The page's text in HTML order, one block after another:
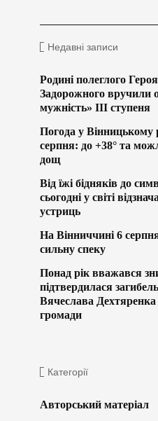
Недавні записи
Родині полеглого
Задорожного вручили
мужність» ІІІ ступеня
Погода у Вінницькому
серпня: до +38° та
дощ
Від їжі бідняків до
сьогодні у світі
устриць
На Вінниччині 6
сильну спеку
Понад рік вважався
підтвердилася
Вячеслава Дехтяренка
громади
Категорії
Авторський матеріал